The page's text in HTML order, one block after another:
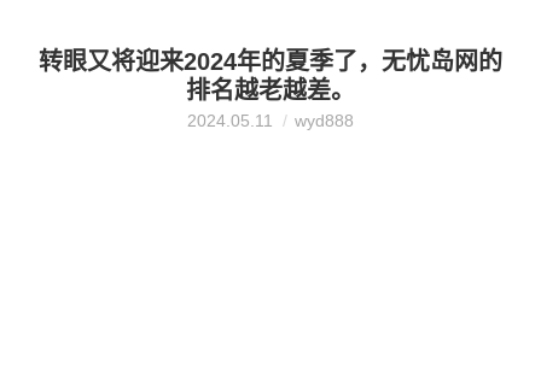
转眼又将迎来2024年的夏季了，无忧岛网的
排名越老越差。
2024.05.11 wyd888